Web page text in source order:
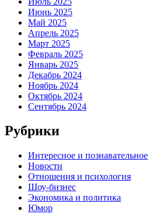
Июнь 2025
Май 2025
Апрель 2025
Март 2025
Февраль 2025
Январь 2025
Декабрь 2024
Ноябрь 2024
Октябрь 2024
Сентябрь 2024
Рубрики
Интересное и познавательное
Новости
Отношения и психология
Шоу-бизнес
Экономика и политика
Юмор